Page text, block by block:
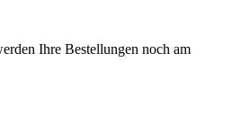
Ihre Bestellungen noch am